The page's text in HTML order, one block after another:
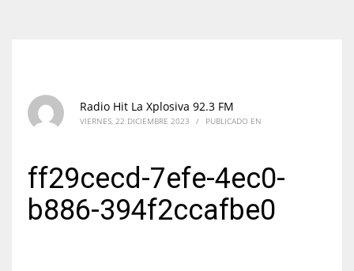
Radio Hit La Xplosiva 92.3 FM
VIERNES, 22 DICIEMBRE 2023 / PUBLICADO EN
ff29cecd-7efe-4ec0-
b886-394f2ccafbe0